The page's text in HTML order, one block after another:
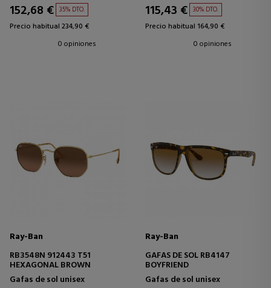
152,68 € 35% DTO.
Precio habitual 234,90 €
0 opiniones
115,43 € 30% DTO.
Precio habitual 164,90 €
0 opiniones
Ray-Ban
RB3548N 912443 T51
HEXAGONAL BROWN
Gafas de sol unisex
Ray-Ban
GAFAS DE SOL RB4147
BOYFRIEND
Gafas de sol unisex